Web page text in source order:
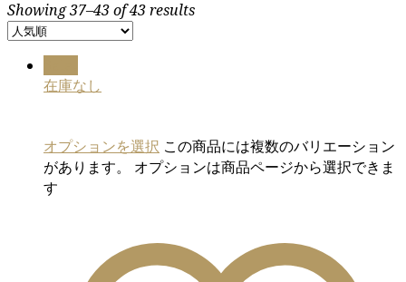
Showing 37–43 of 43 results
在庫なし
オプションを選択 この商品には複数のバリエーション
があります。 オプションは商品ページから選択できま
す